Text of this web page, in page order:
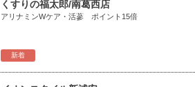
新着
くすりの福太郎/南葛西店
アリナミンWケア・活蔘 ポイント15倍